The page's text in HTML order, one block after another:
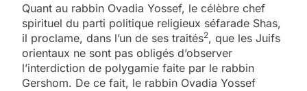
Quant au rabbin Ovadia Yossef, le célèbre chef
spirituel du parti politique religieux séfarade Shas,
il proclame, dans l’un de ses traités2, que les Juifs
orientaux ne sont pas obligés d’observer
l’interdiction de polygamie faite par le rabbin
Gershom. De ce fait, le rabbin Ovadia Yossef